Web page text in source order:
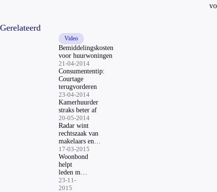
Gerelateerd
Video
Bemiddelingskosten
voor huurwoningen
21-04-2014
Consumententip:
Courtage
terugvorderen
23-04-2014
Kamerhuurder
straks beter af
20-05-2014
Radar wint
rechtszaak van
makelaars en
woningbemiddelaars
17-03-2015
Woonbond
helpt
leden met
geld
terughalen
23-11-
2015